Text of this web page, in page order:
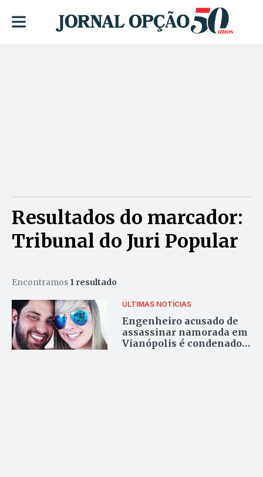
Resultados do marcador:
Tribunal do Juri Popular
Encontramos 1 resultado
ÚLTIMAS NOTÍCIAS
Engenheiro acusado de
assassinar namorada em
Vianópolis é condenado a